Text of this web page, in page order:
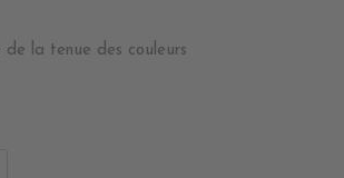
de la tenue des couleurs